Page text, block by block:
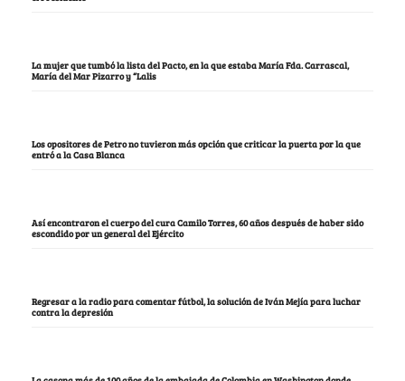
La mujer que tumbó la lista del Pacto, en la que estaba María Fda. Carrascal,
María del Mar Pizarro y “Lalis
Los opositores de Petro no tuvieron más opción que criticar la puerta por la que
entró a la Casa Blanca
Así encontraron el cuerpo del cura Camilo Torres, 60 años después de haber sido
escondido por un general del Ejército
Regresar a la radio para comentar fútbol, la solución de Iván Mejía para luchar
contra la depresión